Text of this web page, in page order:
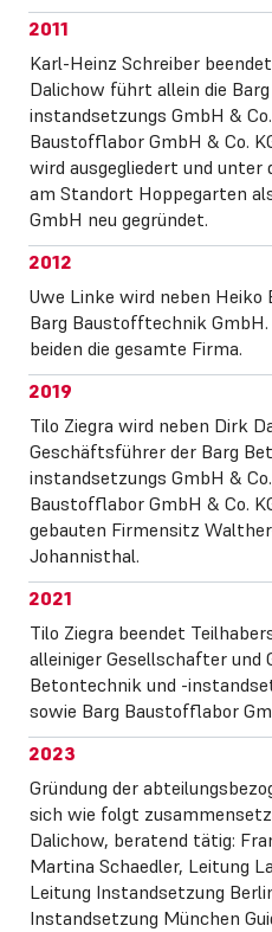
2011
Karl-Heinz Schreiber
Dalichow führt allein die
instandsetzungs GmbH &
Baustofflabor GmbH & Co.
wird ausgegliedert und unter
am Standort Hoppegarten
GmbH neu gegründet.
2012
Uwe Linke wird neben
Barg Baustofftechnik
beiden die gesamte Firma.
2019
Tilo Ziegra wird neben Dirk
Geschäftsführer der Barg
instandsetzungs GmbH &
Baustofflabor GmbH & Co.
gebauten Firmensitz
Johannisthal.
2021
Tilo Ziegra beendet
alleiniger Gesellschafter und
Betontechnik und -
sowie Barg Baustofflabor
2023
Gründung der
sich wie folgt
Dalichow, beratend tätig:
Martina Schaedler, Leitung
Leitung Instandsetzung
Instandsetzung München